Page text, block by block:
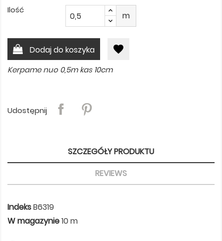
Ilość
m
Dodaj do koszyka favorite
Kerpame nuo 0,5m kas 10cm
Udostępnij
SZCZEGÓŁY PRODUKTU
REVIEWS
IndeksB6319
W magazynie10 m